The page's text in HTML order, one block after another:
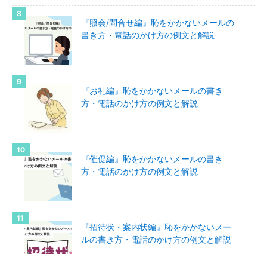
『照会/問合せ編』恥をかかないメールの
書き方・電話のかけ方の例文と解説
『お礼編』恥をかかないメールの書き
方・電話のかけ方の例文と解説
『催促編』恥をかかないメールの書き
方・電話のかけ方の例文と解説
『招待状・案内状編』恥をかかないメー
ルの書き方・電話のかけ方の例文と解説